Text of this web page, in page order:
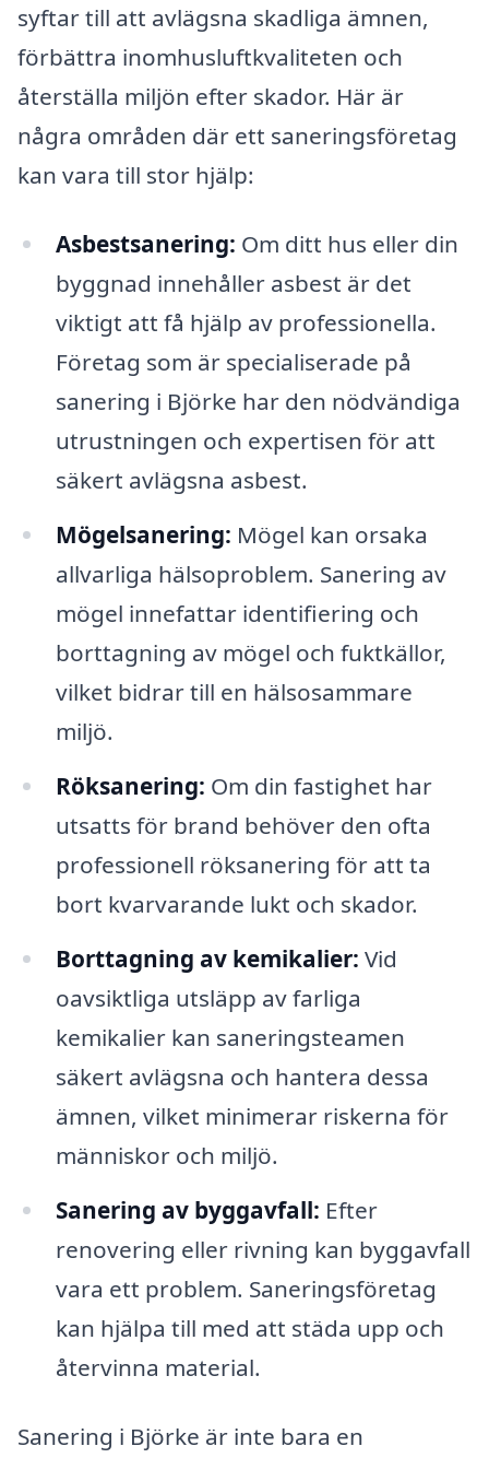
syftar till att avlägsna skadliga ämnen,
förbättra inomhusluftkvaliteten och
återställa miljön efter skador. Här är
några områden där ett saneringsföretag
kan vara till stor hjälp:
Asbestsanering: Om ditt hus eller din
byggnad innehåller asbest är det
viktigt att få hjälp av professionella.
Företag som är specialiserade på
sanering i Björke har den nödvändiga
utrustningen och expertisen för att
säkert avlägsna asbest.
Mögelsanering: Mögel kan orsaka
allvarliga hälsoproblem. Sanering av
mögel innefattar identifiering och
borttagning av mögel och fuktkällor,
vilket bidrar till en hälsosammare
miljö.
Röksanering: Om din fastighet har
utsatts för brand behöver den ofta
professionell röksanering för att ta
bort kvarvarande lukt och skador.
Borttagning av kemikalier: Vid
oavsiktliga utsläpp av farliga
kemikalier kan saneringsteamen
säkert avlägsna och hantera dessa
ämnen, vilket minimerar riskerna för
människor och miljö.
Sanering av byggavfall: Efter
renovering eller rivning kan byggavfall
vara ett problem. Saneringsföretag
kan hjälpa till med att städa upp och
återvinna material.
Sanering i Björke är inte bara en